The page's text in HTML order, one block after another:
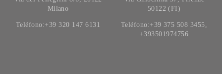
Milano
Teléfono:+39 320 147 6131
50122 (FI)
Teléfono:+39 375 508 3455,
+393501974756